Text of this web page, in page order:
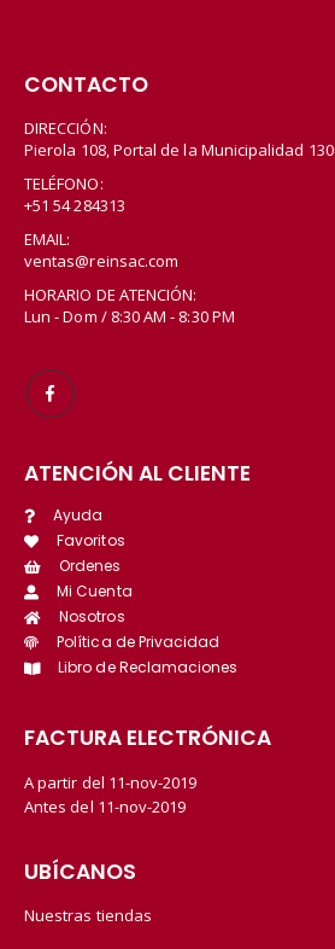
CONTACTO
DIRECCIÓN:
Pierola 108, Portal de la Municipalidad 130
TELÉFONO:
+51 54 284313
EMAIL:
ventas@reinsac.com
HORARIO DE ATENCIÓN:
Lun - Dom / 8:30 AM - 8:30 PM
ATENCIÓN AL CLIENTE
Ayuda
Favoritos
Ordenes
Mi Cuenta
Nosotros
Política de Privacidad
Libro de Reclamaciones
FACTURA ELECTRÓNICA
A partir del 11-nov-2019
Antes del 11-nov-2019
UBÍCANOS
Nuestras tiendas